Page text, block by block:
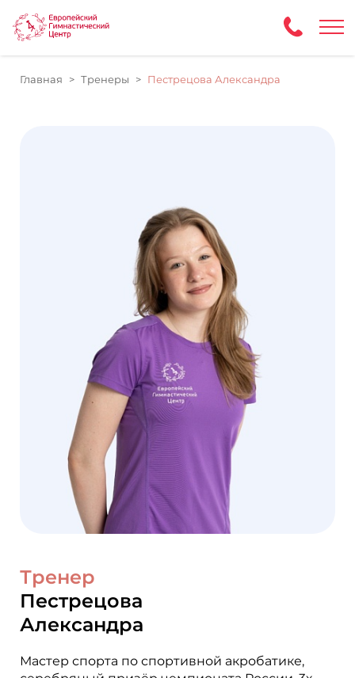
Главная Тренеры Пестрецова Александра
Тренер
Пестрецова
Александра
Мастер спорта по спортивной акробатике,